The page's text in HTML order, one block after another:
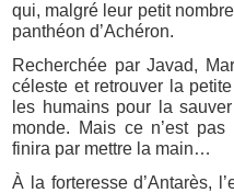
qui, malgré leur petit
panthéon d’Achéron.
Recherchée par Javad,
céleste et retrouver la
les humains pour la
monde. Mais ce n’est
finira par mettre la main…
À la forteresse d’Antarès,